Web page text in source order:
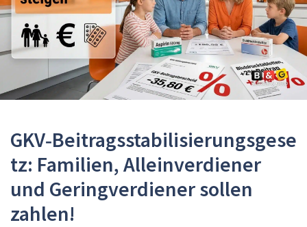
GKV‑Beitragsstabilisierungsgese
tz: Familien, Alleinverdiener
und Geringverdiener sollen
zahlen!